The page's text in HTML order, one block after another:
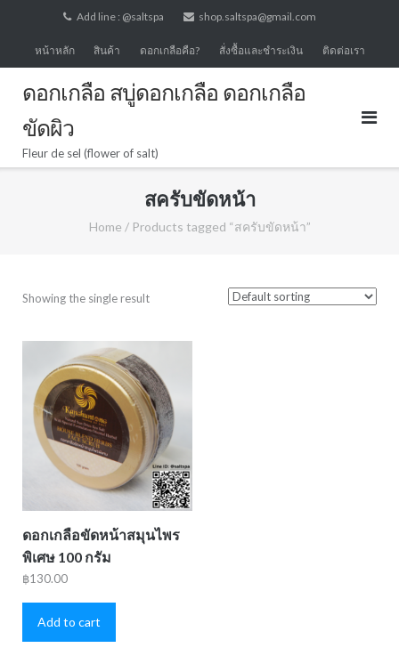
content
Add line : @saltspa shop.saltspa@gmail.com
หน้าหลัก สินค้า ดอกเกลือคือ? สั่งซื้อและชำระเงิน ติดต่อเรา
ดอกเกลือ สบู่ดอกเกลือ ดอกเกลือ
ขัดผิว
Fleur de sel (flower of salt)
สครับขัดหน้า
Home / Products tagged “สครับขัดหน้า”
Showing the single result
ดอกเกลือขัดหน้าสมุนไพร
พิเศษ 100 กรัม
฿130.00
Add to cart